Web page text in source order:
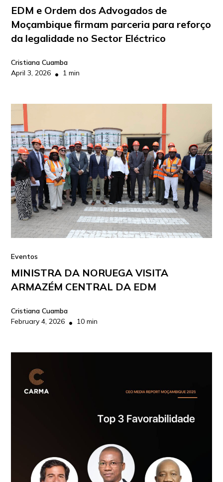
EDM e Ordem dos Advogados de
Moçambique firmam parceria para reforço
da legalidade no Sector Eléctrico
Cristiana Cuamba
April 3, 2026 • 1 min
Eventos
MINISTRA DA NORUEGA VISITA
ARMAZÉM CENTRAL DA EDM
Cristiana Cuamba
February 4, 2026 • 10 min